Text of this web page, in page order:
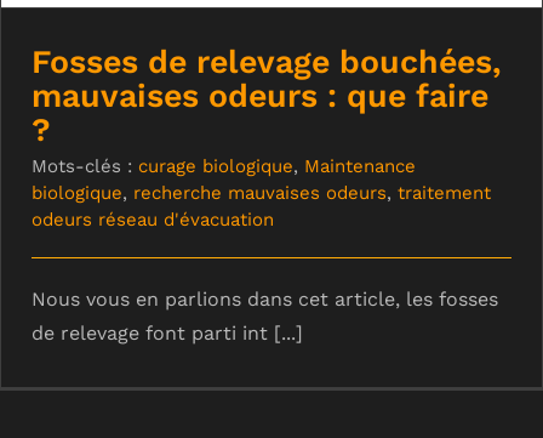
Fosses de relevage bouchées,
mauvaises odeurs : que faire
?
Mots-clés : curage biologique, Maintenance
biologique, recherche mauvaises odeurs, traitement
odeurs réseau d'évacuation
Nous vous en parlions dans cet article, les fosses
de relevage font parti int [...]